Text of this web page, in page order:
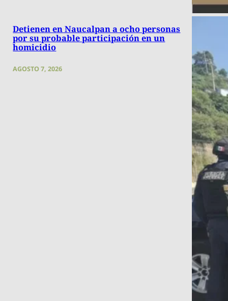
Detienen en Naucalpan a ocho personas
por su probable participación en un
homicidio
AGOSTO 7, 2026